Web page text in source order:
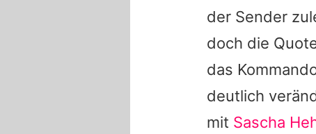
der Sender
doch die
das
deutlich
mit Sascha